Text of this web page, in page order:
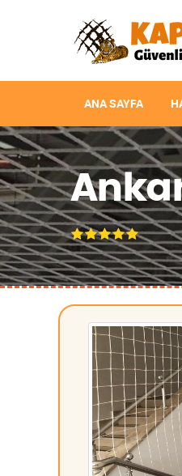
ANA SAYFA